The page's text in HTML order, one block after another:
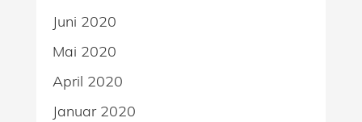
Juni 2020
Mai 2020
April 2020
Januar 2020